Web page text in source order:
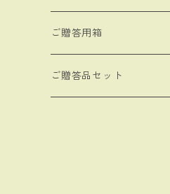
ご贈答用箱
ご贈答品セット